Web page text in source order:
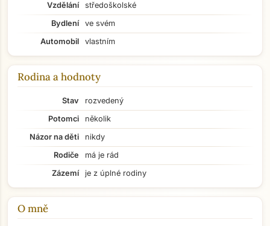
Vzdělání
středoškolské
Bydlení
ve svém
Automobil
vlastním
Rodina a hodnoty
Stav
rozvedený
Potomci
několik
Názor na děti
nikdy
Rodiče
má je rád
Zázemí
je z úplné rodiny
O mně